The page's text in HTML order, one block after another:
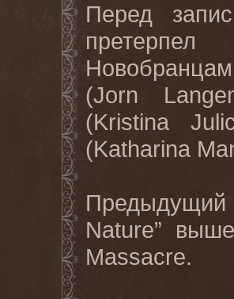
Перед
(Jorn
(Kristina
(Katharina
Nature”
Massacre.